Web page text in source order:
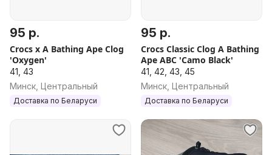
95 р.
Crocs x A Bathing Ape Clog
'Oxygen'
41, 43
Минск, Центральный
Доставка по Беларуси
95 р.
Crocs Classic Clog A Bathing
Ape ABC 'Camo Black'
41, 42, 43, 45
Минск, Центральный
Доставка по Беларуси